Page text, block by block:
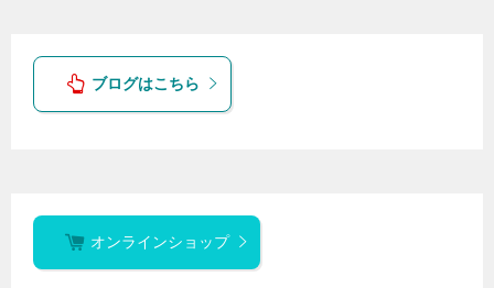
ブログはこちら
オンラインショップ